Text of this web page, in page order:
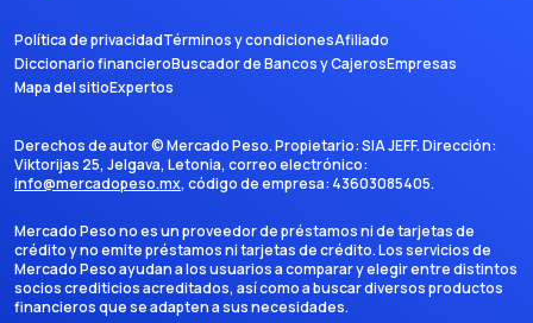
Política de privacidadTérminos y condicionesAfiliado
Diccionario financieroBuscador de Bancos y CajerosEmpresas
Mapa del sitioExpertos
Derechos de autor ©Mercado Peso. Propietario:SIA JEFF. Dirección:
Viktorijas 25, Jelgava, Letonia, correo electrónico:
info@mercadopeso.mx, código de empresa: 43603085405.
Mercado Peso no es un proveedor de préstamos ni de tarjetas de
crédito y no emite préstamos ni tarjetas de crédito. Los servicios de
Mercado Peso ayudan a los usuarios a comparar y elegir entre distintos
socios crediticios acreditados, así como a buscar diversos productos
financieros que se adapten a sus necesidades.